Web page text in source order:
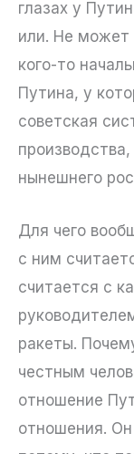
глазах у
или. Не может
кого-то
Путина, у
советская
нынешнего
Для чего
с ним
считается с
ракеты.
честным
отношение
отношения. Он